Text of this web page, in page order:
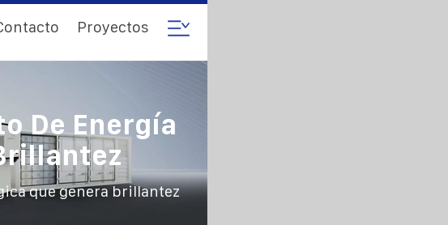
Proyectos
De Energía
que genera brillantez